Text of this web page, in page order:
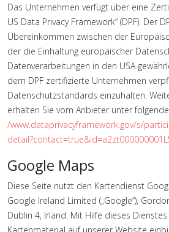
Das Unternehmen verfügt über eine
US Data Privacy Framework“ (DPF). Der
Übereinkommen zwischen der
der die Einhaltung europäischer
Datenverarbeitungen in den USA
dem DPF zertifizierte Unternehmen
Datenschutzstandards einzuhalten.
erhalten Sie vom Anbieter unter
/www.dataprivacyframework.gov/s/
Google Maps
Diese Seite nutzt den Kartendienst
Google Ireland Limited („Google“),
Dublin 4, Irland. Mit Hilfe dieses